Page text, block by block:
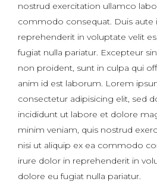
nostrud exercitation ullamco
commodo consequat. Duis aute
reprehenderit in voluptate velit
fugiat nulla pariatur. Excepteur
non proident, sunt in culpa qui
anim id est laborum. Lorem
consectetur adipisicing elit, sed
incididunt ut labore et dolore
minim veniam, quis nostrud
nisi ut aliquip ex ea commodo
irure dolor in reprehenderit in
dolore eu fugiat nulla pariatur.